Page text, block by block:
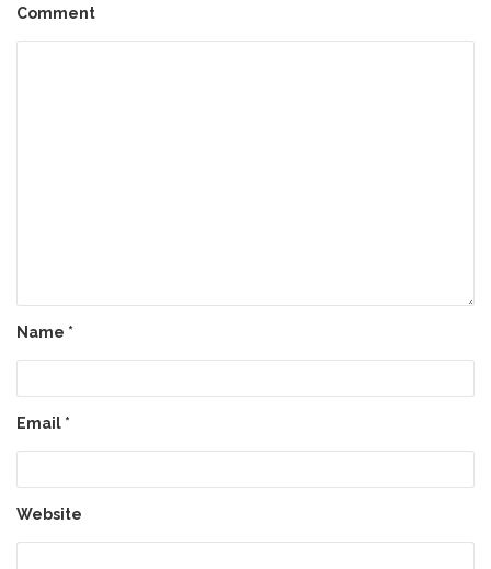
Comment
Name *
Email *
Website